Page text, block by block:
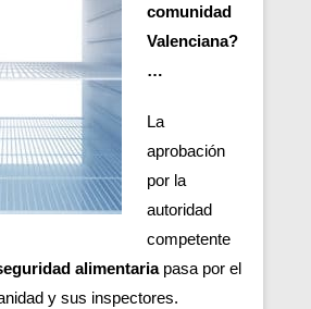
comunidad
Valenciana?
…
La
aprobación
por la
autoridad
competente
alimentaria pasa por el
y sus inspectores.